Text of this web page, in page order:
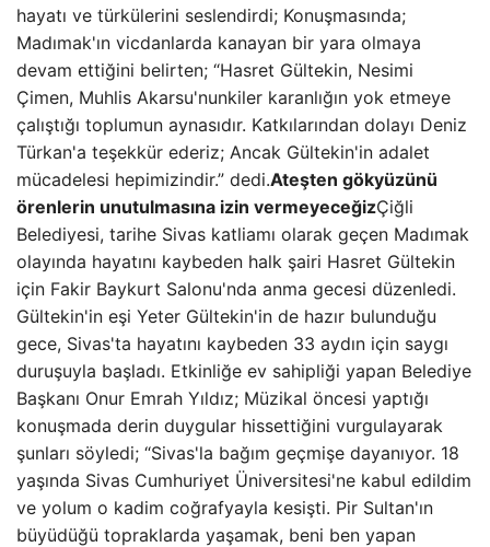
hayatı ve türkülerini seslendirdi; Konuşmasında;
Madımak'ın vicdanlarda kanayan bir yara olmaya
devam ettiğini belirten; “Hasret Gültekin, Nesimi
Çimen, Muhlis Akarsu'nunkiler karanlığın yok etmeye
çalıştığı toplumun aynasıdır. Katkılarından dolayı Deniz
Türkan'a teşekkür ederiz; Ancak Gültekin'in adalet
mücadelesi hepimizindir.” dedi.Ateşten gökyüzünü
örenlerin unutulmasına izin vermeyeceğizÇiğli
Belediyesi, tarihe Sivas katliamı olarak geçen Madımak
olayında hayatını kaybeden halk şairi Hasret Gültekin
için Fakir Baykurt Salonu'nda anma gecesi düzenledi.
Gültekin'in eşi Yeter Gültekin'in de hazır bulunduğu
gece, Sivas'ta hayatını kaybeden 33 aydın için saygı
duruşuyla başladı. Etkinliğe ev sahipliği yapan Belediye
Başkanı Onur Emrah Yıldız; Müzikal öncesi yaptığı
konuşmada derin duygular hissettiğini vurgulayarak
şunları söyledi; “Sivas'la bağım geçmişe dayanıyor. 18
yaşında Sivas Cumhuriyet Üniversitesi'ne kabul edildim
ve yolum o kadim coğrafyayla kesişti. Pir Sultan'ın
büyüdüğü topraklarda yaşamak, beni ben yapan